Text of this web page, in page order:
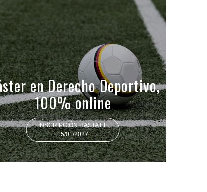
en Derecho Deportivo,
100% online
INSCRIPCIÓN HASTA EL
15/01/2027